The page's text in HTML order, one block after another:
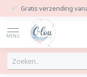
Gratis verzending
MENU